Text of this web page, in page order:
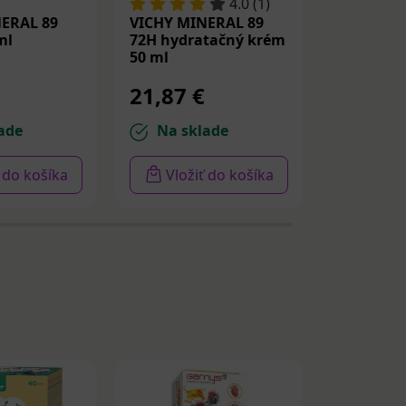
89
košíka
VICHY MINERAL 89
72H hydratačný krém
50 ml
21,87 €
Na sklade
Vložiť do košíka